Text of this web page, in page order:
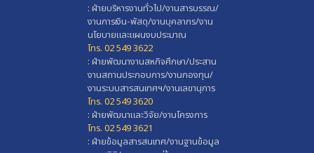
: ฝ่ายบริหารงานทั่วไป/งานสารบรรณ/
งานการเงิน-พัสดุ/งานบุคลากร/งาน
นโยบายและแผนงบประมาณ
โทร. 02 549 3622
: ฝ่ายพัฒนางานสหกิจศึกษา/ประสาน
งานสถานประกอบการ/งานกองทุน/
งานระบบสารสนเทศฯ/งานเลขานุการ
โทร. 02 549 3620
: ฝ่ายพัฒนาและวิจัย/งานโครงการ
โทร. 02 549 3621
: ฝ่ายข้อมูลสารสนเทศ/งานฐานข้อมูล